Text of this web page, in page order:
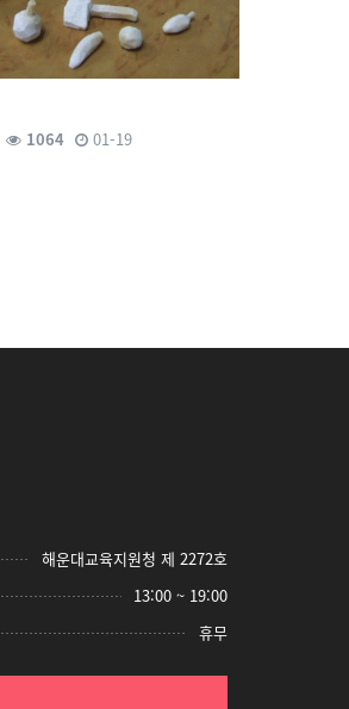
1064 01-19
해운대교육지원청 제 2272호
13:00 ~ 19:00
휴무